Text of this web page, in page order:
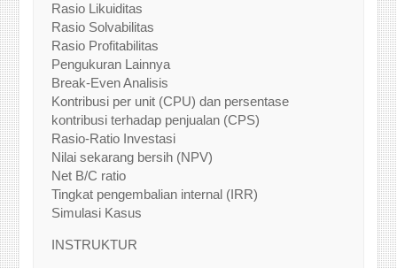
Rasio Likuiditas
Rasio Solvabilitas
Rasio Profitabilitas
Pengukuran Lainnya
Break-Even Analisis
Kontribusi per unit (CPU) dan persentase
kontribusi terhadap penjualan (CPS)
Rasio-Ratio Investasi
Nilai sekarang bersih (NPV)
Net B/C ratio
Tingkat pengembalian internal (IRR)
Simulasi Kasus
INSTRUKTUR